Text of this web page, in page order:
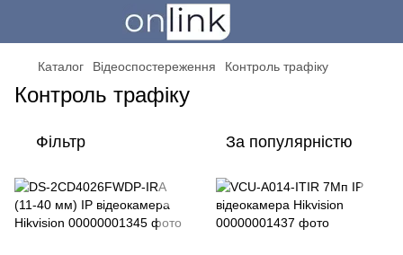
Каталог Відеоспостереження Контроль трафіку
Контроль трафіку
Фільтр За популярністю